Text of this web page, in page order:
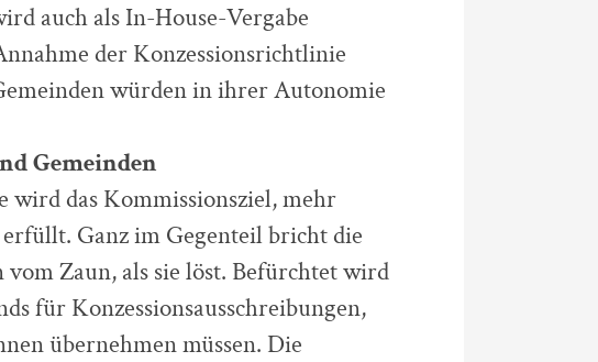
auch als In-House-Vergabe
der Konzessionsrichtlinie
würden in ihrer Autonomie
Gemeinden
das Kommissionsziel, mehr
Ganz im Gegenteil bricht die
Zaun, als sie löst. Befürchtet wird
für Konzessionsausschreibungen,
übernehmen müssen. Die